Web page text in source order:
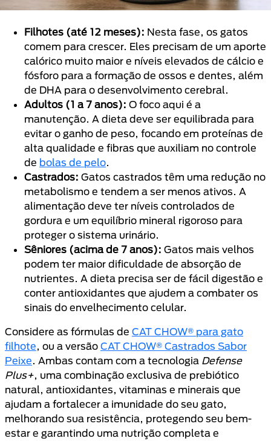
Filhotes (até 12 meses): Nesta fase, os gatos
comem para crescer. Eles precisam de um aporte
calórico muito maior e níveis elevados de cálcio e
fósforo para a formação de ossos e dentes, além
de DHA para o desenvolvimento cerebral.
Adultos (1 a 7 anos): O foco aqui é a
manutenção. A dieta deve ser equilibrada para
evitar o ganho de peso, focando em proteínas de
alta qualidade e fibras que auxiliam no controle
de bolas de pelo.
Castrados: Gatos castrados têm uma redução no
metabolismo e tendem a ser menos ativos. A
alimentação deve ter níveis controlados de
gordura e um equilíbrio mineral rigoroso para
proteger o sistema urinário.
Sêniores (acima de 7 anos): Gatos mais velhos
podem ter maior dificuldade de absorção de
nutrientes. A dieta precisa ser de fácil digestão e
conter antioxidantes que ajudem a combater os
sinais do envelhecimento celular.
Considere as fórmulas de CAT CHOW® para gato
filhote, ou a versão CAT CHOW® Castrados Sabor
Peixe. Ambas contam com a tecnologia Defense
Plus+, uma combinação exclusiva de prebiótico
natural, antioxidantes, vitaminas e minerais que
ajudam a fortalecer a imunidade do seu gato,
melhorando sua resistência, protegendo seu bem-
estar e garantindo uma nutrição completa e